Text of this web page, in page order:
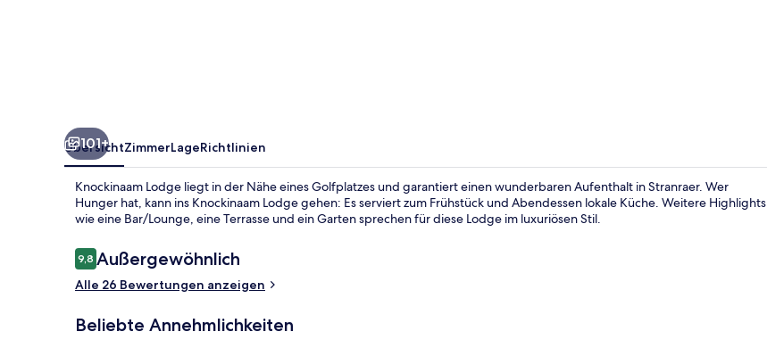
101+
ÜbersichtZimmerLageRichtlinien
Knockinaam Lodge liegt in der Nähe eines Golfplatzes und garantiert einen wunderbaren Aufenthalt in Stranraer. Wer
Hunger hat, kann ins Knockinaam Lodge gehen: Es serviert zum Frühstück und Abendessen lokale Küche. Weitere Highlights
wie eine Bar/Lounge, eine Terrasse und ein Garten sprechen für diese Lodge im luxuriösen Stil.
Bewertungen
9,89,8 von 10.
Außergewöhnlich
Alle 26 Bewertungen anzeigen
Beliebte Annehmlichkeiten